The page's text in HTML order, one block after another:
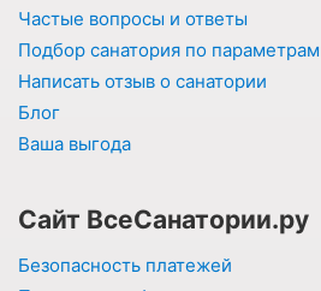
Частые вопросы и ответы
Подбор санатория по параметрам
Написать отзыв о санатории
Блог
Ваша выгода
Сайт ВсеСанатории.ру
Безопасность платежей